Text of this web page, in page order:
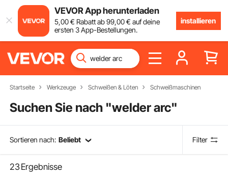
VEVOR App herunterladen
5,00€ Rabatt ab99,00€ auf deine
ersten 3 App-Bestellungen.
installieren
Startseite Werkzeuge Schweißen & Löten Schweißmaschinen
Suchen Sie nach "welder arc"
Sortieren nach: Beliebt Filter
23Ergebnisse